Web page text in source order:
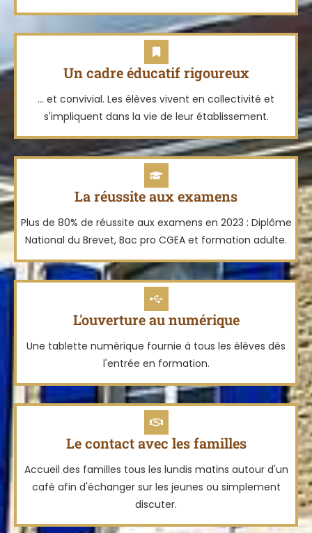
Un cadre éducatif rigoureux
... et convivial. Les élèves vivent en collectivité et
s'impliquent dans la vie de leur établissement.
La réussite aux examens
Plus de 80% de réussite aux examens en 2023 : Diplôme
National du Brevet, Bac pro CGEA et formation adulte.
L'ouverture au numérique
Une tablette numérique fournie à tous les élèves dès
l'entrée en formation.
Le contact avec les familles
Accueil des familles tous les lundis matins autour d'un
café afin d'échanger sur les jeunes ou simplement
discuter.